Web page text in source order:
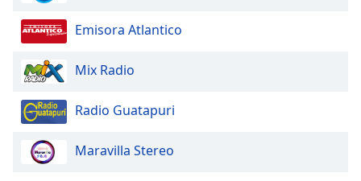
Emisora Atlantico
Mix Radio
Radio Guatapuri
Maravilla Stereo